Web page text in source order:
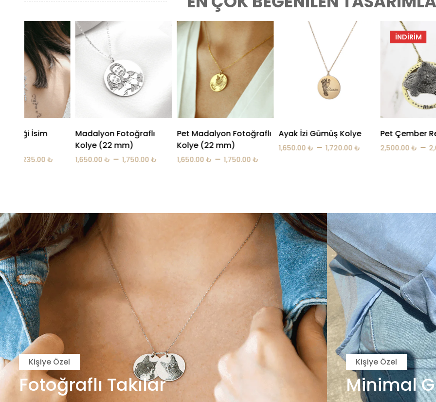
Fotoğraflı
1,750.00₺
Pet Madalyon Fotoğraflı
Kolye (22 mm)
1,650.00₺ – 1,750.00₺
Ayak İzi Gümüş Kolye
1,650.00₺ – 1,720.00
İNDIRIM
Pet Çember Resim Kolye
2,500.00₺ – 2,600.00₺
İNDIRIM
Madalyon
Kolye
Kişiye Özel
Fotoğraflı Takılar
Kişiye Özel
Minimal